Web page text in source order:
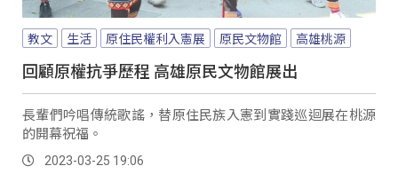
教文 生活 原住民權利入憲展 原民文物館 高雄桃源
回顧原權抗爭歷程 高雄原民文物館展出
長輩們吟唱傳統歌謠，替原住民族入憲到實踐巡迴展在桃源
的開幕祝福。
2023-03-25 19:06